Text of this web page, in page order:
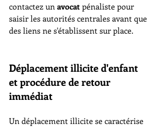
contactez un avocat pénaliste pour
saisir les autorités centrales avant que
des liens ne s'établissent sur place.
Déplacement illicite d'enfant
et procédure de retour
immédiat
Un déplacement illicite se caractérise